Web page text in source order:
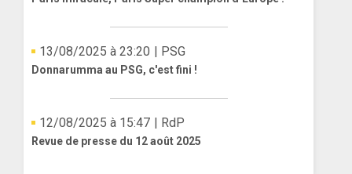
13/08/2025 à 23:20 | PSG
Donnarumma au PSG, c'est fini !
12/08/2025 à 15:47 | RdP
Revue de presse du 12 août 2025